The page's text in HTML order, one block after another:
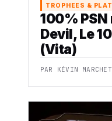
TROPHEES &
100% PSN
Devil, Le
(Vita)
PAR KÉVIN